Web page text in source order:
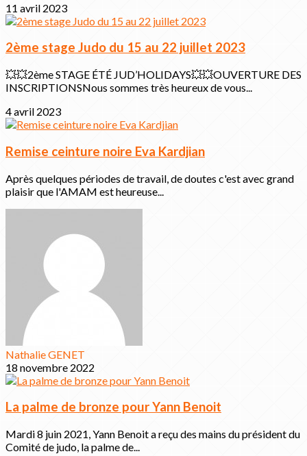
11 avril 2023
2ème stage Judo du 15 au 22 juillet 2023
💥💥2ème STAGE ÉTÉ JUD’HOLIDAYS💥💥OUVERTURE DES
INSCRIPTIONSNous sommes très heureux de vous...
4 avril 2023
Remise ceinture noire Eva Kardjian
Après quelques périodes de travail, de doutes c'est avec grand
plaisir que l'AMAM est heureuse...
Nathalie GENET
18 novembre 2022
La palme de bronze pour Yann Benoit
Mardi 8 juin 2021, Yann Benoit a reçu des mains du président du
Comité de judo, la palme de...